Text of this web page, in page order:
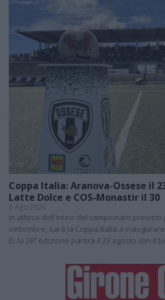
Coppa Italia: Aranova-Ossese il
Latte Dolce e COS-Monastir il 30
6 Ago 2026
In attesa dell'inizio del campionato previsto
settembre, sarà la Coppa Italia a
D: la 26ª edizione partirà il 23 agosto con il